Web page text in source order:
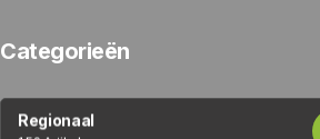
Categorieën
Regionaal